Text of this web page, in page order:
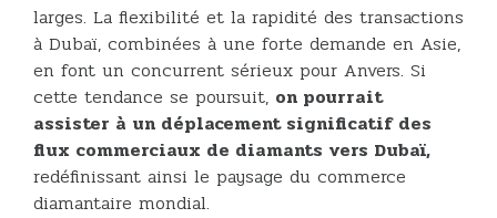
larges. La flexibilité et la rapidité des transactions
à Dubaï, combinées à une forte demande en Asie,
en font un concurrent sérieux pour Anvers. Si
cette tendance se poursuit, on pourrait
assister à un déplacement significatif des
flux commerciaux de diamants vers Dubaï,
redéfinissant ainsi le paysage du commerce
diamantaire mondial.